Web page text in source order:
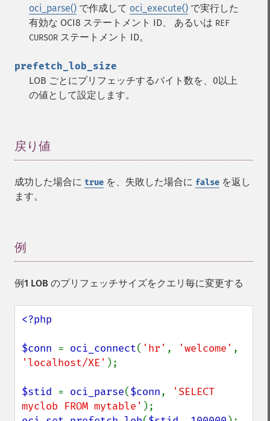
oci_parse() で作成して oci_execute() で実行した
有効な OCI8 ステートメント ID、 あるいは REF
CURSOR ステートメント ID。
prefetch_lob_size
LOB ごとにプリフェッチするバイト数を、0以上
の値として設定します。
戻り値
成功した場合に true を、失敗した場合に false を返し
ます。
例
例1 LOB のプリフェッチサイズをクエリ毎に変更する
<?php
$conn = oci_connect( 'hr' , 'welcome'
'localhost/XE' );
$stid = oci_parse($conn,
'SELECT
myclob FROM mytable'